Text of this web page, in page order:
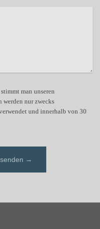
man unseren
werden nur zwecks
und innerhalb von 30